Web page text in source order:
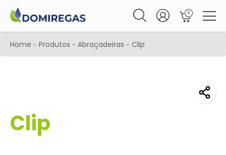
0
Home - Produtos - Abraçadeiras - Clip
Clip